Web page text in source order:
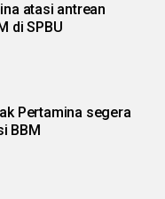
atasi antrean
di SPBU
Pertamina segera
BBM